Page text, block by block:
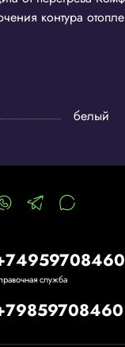
контура
белый
служба